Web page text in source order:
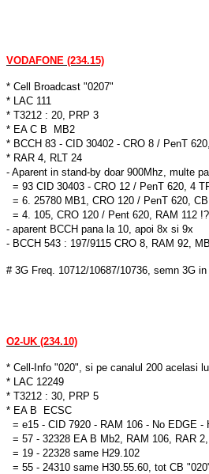
VODAFONE (234.15)
* Cell Broadcast "0207"
* LAC 111
* T3212 : 20, PRP 3
* EA C B MB2
* BCCH 83 - CID 30402 - CRO 8 / PenT
* RAR 4, RLT 24
- Aparent in stand-by doar 900Mhz, multe
= 93 CID 30403 - CRO 12 / PenT 620, 4
= 6. 25780 MB1, CRO 120 / PenT 620,
= 4. 105, CRO 120 / Pent 620, RAM 112
- aparent BCCH pana la 10, apoi 8x si 9x
- BCCH 543 : 197/9115 CRO 8, RAM 92,
# 3G Freq. 10712/10687/10736, semn 3G
O2-UK (234.10)
* Cell-Info "020", si pe canalul 200 acelasi
* LAC 12249
* T3212 : 30, PRP 5
* EA B ECSC
= e15 - CID 7920 - RAM 106 - No EDGE -
= 57 - 32328 EA B Mb2, RAM 106, RAR
= 19 - 22328 same H29.102
= 55 - 24310 same H30.55.60, tot CB